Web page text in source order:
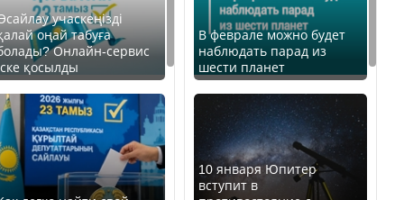
учаскеңізді
оңай табуға
Онлайн-сервис
қосылды
В феврале можно будет
наблюдать парад из
шести планет
10 января Юпитер
вступит в